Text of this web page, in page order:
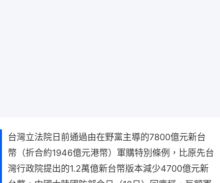
台灣立法院日前通過由在野黨主導的7800億元新台
幣（折合約1946億元港幣）軍購特別條例，比原先台
灣行政院提出的1.2萬億新台幣版本減少4700億元新